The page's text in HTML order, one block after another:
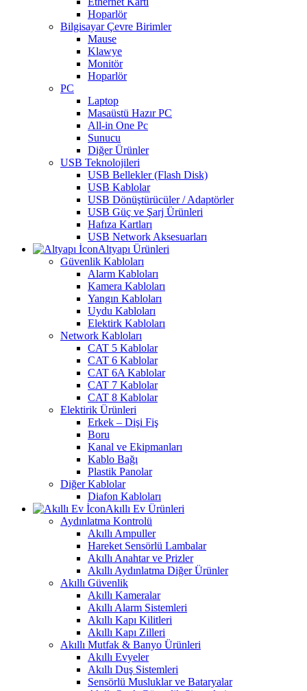
Hoparlör
Bilgisayar Çevre Birimler
Mause
Klawye
Monitör
Hoparlör
PC
Laptop
Masaüstü Hazır PC
All-in One Pc
Sunucu
Diğer Ürünler
USB Teknolojileri
USB Bellekler (Flash Disk)
USB Kablolar
USB Dönüştürücüler / Adaptörler
USB Güç ve Şarj Ürünleri
Hafıza Kartları
USB Network Aksesuarları
Altyapı Ürünleri
Güvenlik Kabloları
Alarm Kabloları
Kamera Kabloları
Yangın Kabloları
Uydu Kabloları
Elektirk Kabloları
Network Kabloları
CAT 5 Kablolar
CAT 6 Kablolar
CAT 6A Kablolar
CAT 7 Kablolar
CAT 8 Kablolar
Elektirik Ürünleri
Erkek – Dişi Fiş
Boru
Kanal ve Ekipmanları
Kablo Bağı
Plastik Panolar
Diğer Kablolar
Diafon Kabloları
Akıllı Ev Ürünleri
Aydınlatma Kontrolü
Akıllı Ampuller
Hareket Sensörlü Lambalar
Akıllı Anahtar ve Prizler
Akıllı Aydınlatma Diğer Ürünler
Akıllı Güvenlik
Akıllı Kameralar
Akıllı Alarm Sistemleri
Akıllı Kapı Kilitleri
Akıllı Kapı Zilleri
Akıllı Mutfak & Banyo Ürünleri
Akıllı Evyeler
Akıllı Duş Sistemleri
Sensörlü Musluklar ve Bataryalar